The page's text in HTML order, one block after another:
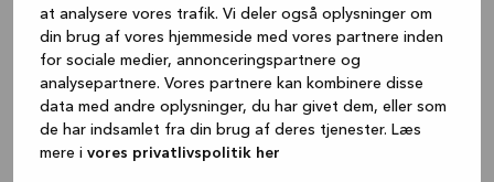
at analysere vores trafik. Vi deler også oplysninger om
din brug af vores hjemmeside med vores partnere inden
for sociale medier, annonceringspartnere og
analysepartnere. Vores partnere kan kombinere disse
data med andre oplysninger, du har givet dem, eller som
de har indsamlet fra din brug af deres tjenester. Læs
mere i vores privatlivspolitik her